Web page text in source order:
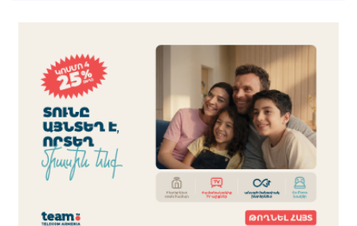
Հայաստանյայց առաքելական եկեղեցին ՊԵԿ–
ի դեմ հայց է ներկայացրել
3 ժամ առաջ
ԿԳՄՍՆ հերթական դրամաշնորհը՝ Հայ Ֆեստ
միջազգային տարածաշրջանային շուկայի
իրականացման համար
3 ժամ առաջ